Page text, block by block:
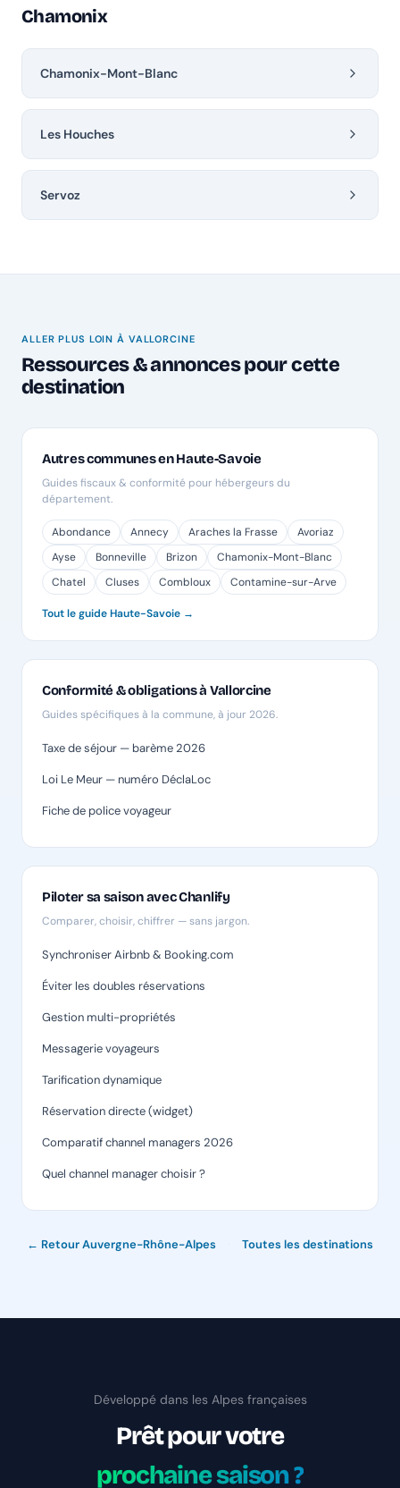
Chamonix
Chamonix-Mont-Blanc
Les Houches
Servoz
ALLER PLUS LOIN À VALLORCINE
Ressources & annonces pour cette
destination
Autres communes en Haute-Savoie
Guides fiscaux & conformité pour hébergeurs du
département.
Abondance Annecy Araches la Frasse
Avoriaz
Ayse
Bonneville Brizon
Chamonix-Mont-Blanc
Chatel
Cluses Combloux Contamine-sur-Arve
Tout le guide Haute-Savoie →
Conformité & obligations à Vallorcine
Guides spécifiques à la commune, à jour 2026.
Taxe de séjour — barème 2026
Loi Le Meur — numéro DéclaLoc
Fiche de police voyageur
Piloter sa saison avec Chanlify
Comparer, choisir, chiffrer — sans jargon.
Synchroniser Airbnb & Booking.com
Éviter les doubles réservations
Gestion multi-propriétés
Messagerie voyageurs
Tarification dynamique
Réservation directe (widget)
Comparatif channel managers 2026
Quel channel manager choisir ?
← Retour Auvergne-Rhône-Alpes Toutes les destinations
Développé dans les Alpes françaises
Prêt pour votre
prochaine saison ?